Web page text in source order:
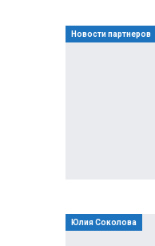
Новости партнеров
Юлия Соколова